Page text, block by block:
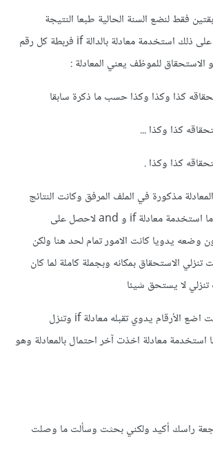
فقط لنضع السنة الحالية طبعا النتيجة
وضعناها يدويا وبناءا على ذلك استخدمة معادلة بالدالة if فربطة كل رقم
الاستحقاق للموظف يعني المعادلة :
مذكورة في الملف المرفق وكانت النتائج
تمام 100% ولكن عندما استخدمة معادلة if و and لاحصل على
وضعه يدويا كانت الامور تمام لحد هنا ولكن
تنزلي الاستحقاق بمكانه وبجملة كاملة لما كان
لا يستحق شيئا
وهذا هو سؤالي لما كنت اضع الأرقام يدوي تقبله معادلة if وتنزل
معادلة اخذت آخر احتمال بالمعادلة وهو
راسك أكيد ولكني بحثت وسألت ما وصلت